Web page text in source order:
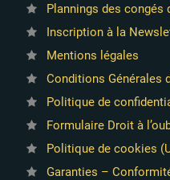
Plannings des congés
Inscription à la
Mentions légales
Conditions Générales
Politique de
Formulaire Droit à
Politique de cookies
Garanties –